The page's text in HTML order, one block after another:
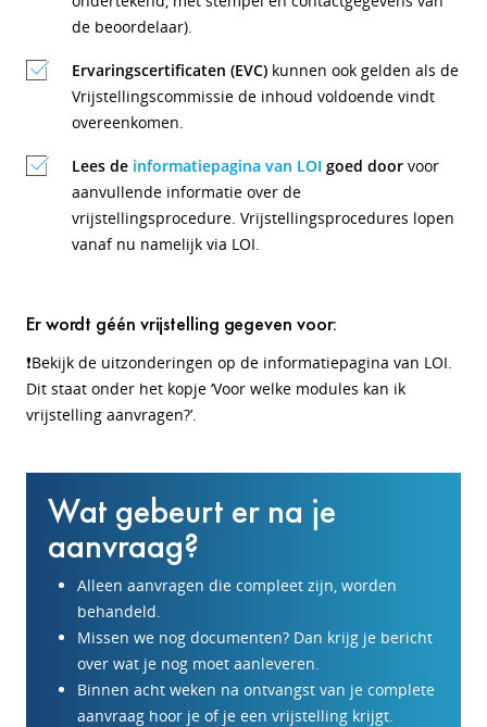
de beoordelaar).
Ervaringscertificaten (EVC) kunnen ook gelden als de
Vrijstellingscommissie de inhoud voldoende vindt
overeenkomen.
Lees de informatiepagina van LOI goed door voor
aanvullende informatie over de
vrijstellingsprocedure. Vrijstellingsprocedures lopen
vanaf nu namelijk via LOI.
Er wordt géén vrijstelling gegeven voor:
❗Bekijk de uitzonderingen op de informatiepagina van LOI.
Dit staat onder het kopje ‘Voor welke modules kan ik
vrijstelling aanvragen?’.
Wat gebeurt er na je
aanvraag?
Alleen aanvragen die compleet zijn, worden
behandeld.
Missen we nog documenten? Dan krijg je bericht
over wat je nog moet aanleveren.
Binnen acht weken na ontvangst van je complete
aanvraag hoor je of je een vrijstelling krijgt.